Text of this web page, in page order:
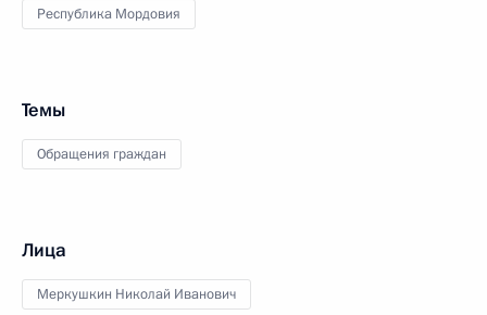
Республика Мордовия
Темы
Обращения граждан
Лица
Меркушкин Николай Иванович